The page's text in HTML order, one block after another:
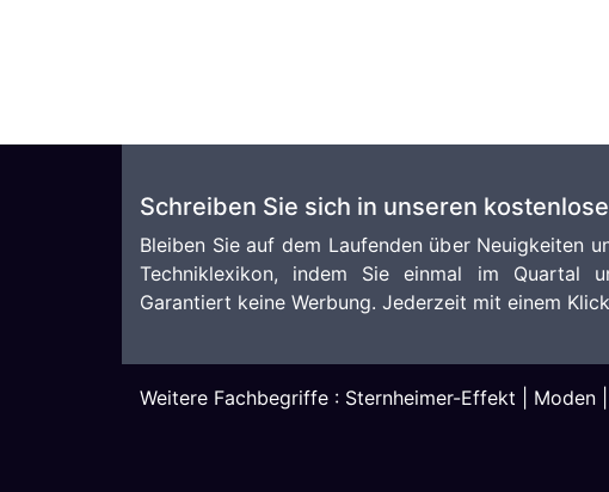
Schreiben Sie sich in unseren
Bleiben Sie auf dem Laufenden über Neuigkeiten
Techniklexikon, indem Sie einmal im Quartal
Garantiert keine Werbung. Jederzeit mit einem
Weitere Fachbegriffe : Sternheimer-Effekt Moden